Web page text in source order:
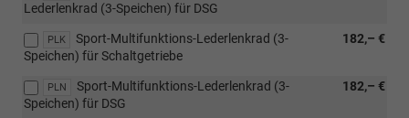
Lederlenkrad (3-Speichen) für DSG
PLK 182,– €
Sport-Multifunktions-Lederlenkrad (3-
Speichen) für Schaltgetriebe
PLN 182,– €
Sport-Multifunktions-Lederlenkrad (3-
Speichen) für DSG